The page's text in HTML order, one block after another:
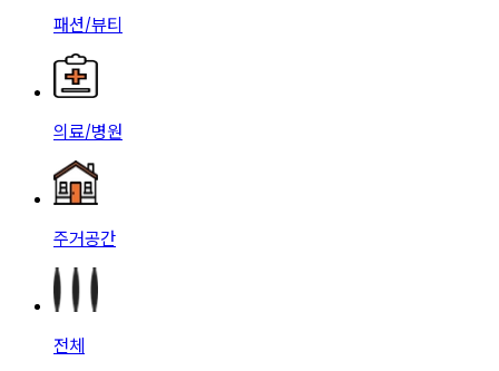
패션/뷰티
의료/병원
주거공간
전체